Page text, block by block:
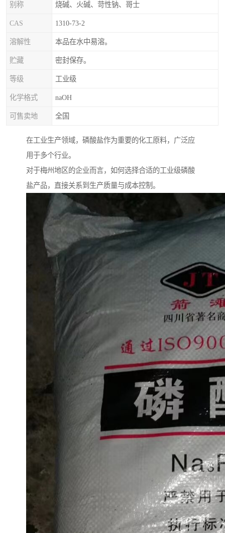
别称 烧碱、火碱、苛性钠、哥士
CAS 1310-73-2
溶解性 本品在水中易溶。
贮藏 密封保存。
等级 工业级
化学格式 naOH
可售卖地 全国
在工业生产领域，磷酸盐作为重要的化工原料，广泛应
用于多个行业。
对于梅州地区的企业而言，如何选择合适的工业级磷酸
盐产品，直接关系到生产质量与成本控制。